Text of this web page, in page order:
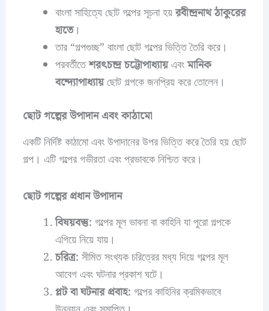
বাংলা সাহিত্যে ছোট গল্পের সূচনা হয়রবীন্দ্রনাথ ঠাকুরের
হাতে।
তার “গল্পগুচ্ছ” বাংলা ছোট গল্পের ভিত্তি তৈরি করে।
পরবর্তীতেশরৎচন্দ্র চট্টোপাধ্যায়এবংমানিক
বন্দ্যোপাধ্যায়ছোট গল্পকে জনপ্রিয় করে তোলেন।
ছোট গল্পের উপাদান এবং কাঠামো
একটি নির্দিষ্ট কাঠামো এবং উপাদানের উপর ভিত্তি করে তৈরি হয় ছোট
গল্প। এটি গল্পের গভীরতা এবং প্রভাবকে নিশ্চিত করে।
ছোট গল্পের প্রধান উপাদান
বিষয়বস্তু: গল্পের মূল ভাবনা বা কাহিনি যা পুরো গল্পকে
এগিয়ে নিয়ে যায়।
চরিত্র: সীমিত সংখ্যক চরিত্রের মধ্য দিয়ে গল্পের মূল
আবেগ এবং ঘটনার প্রকাশ ঘটে।
প্লট বা ঘটনার প্রবাহ: গল্পের কাহিনির ক্রমিকভাবে